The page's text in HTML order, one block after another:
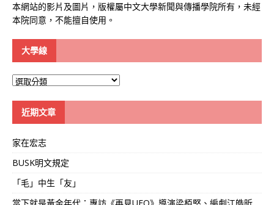
本網站的影片及圖片，版權屬中文大學新聞與傳播學院所有，未經
本院同意，不能擅自使用。
大學線
大
近期文章
家在宏志
BUSK明文規定
「毛」中生「友」